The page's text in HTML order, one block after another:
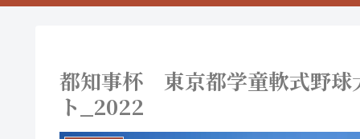
都知事杯 東京都学童軟式野球
ト_2022